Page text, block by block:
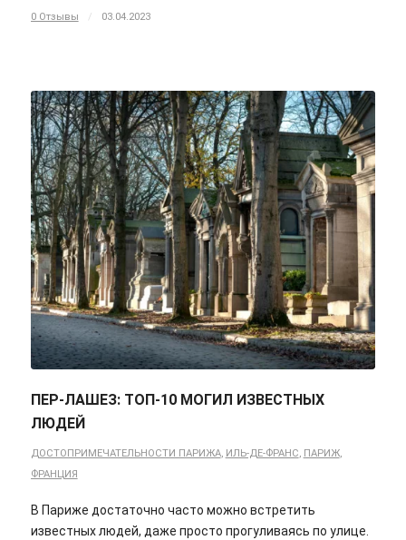
0 Отзывы / 03.04.2023
ПЕР-ЛАШЕЗ: ТОП-10 МОГИЛ ИЗВЕСТНЫХ
ЛЮДЕЙ
ДОСТОПРИМЕЧАТЕЛЬНОСТИ ПАРИЖА, ИЛЬ-ДЕ-ФРАНС, ПАРИЖ,
ФРАНЦИЯ
В Париже достаточно часто можно встретить
известных людей, даже просто прогуливаясь по улице.